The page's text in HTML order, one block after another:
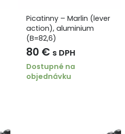
Picatinny – Marlin (lever
action), aluminium
(B=82,6)
80 € s DPH
Dostupné na
objednávku